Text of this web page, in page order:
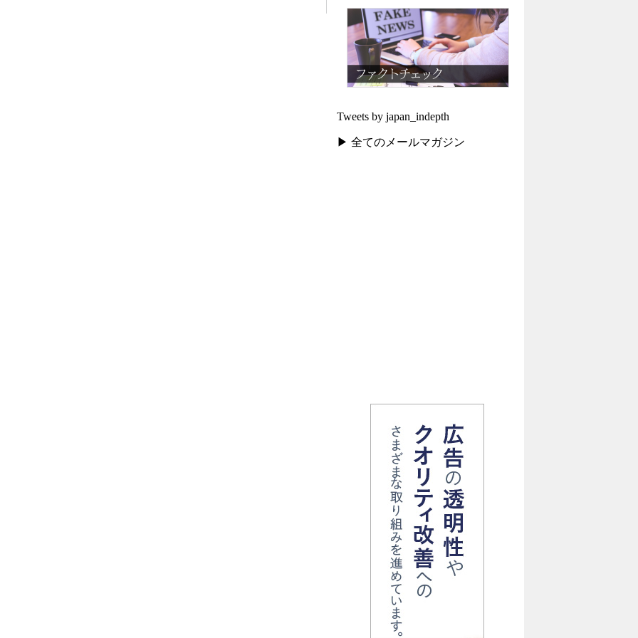
Tweets by japan_indepth
▶ 全てのメールマガジン